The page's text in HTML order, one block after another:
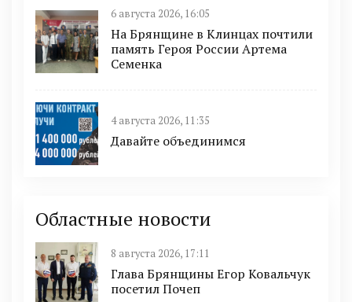
6 августа 2026, 16:05
На Брянщине в Клинцах почтили
память Героя России Артема
Семенка
4 августа 2026, 11:35
Давайте объединимся
Областные новости
8 августа 2026, 17:11
Глава Брянщины Егор Ковальчук
посетил Почеп